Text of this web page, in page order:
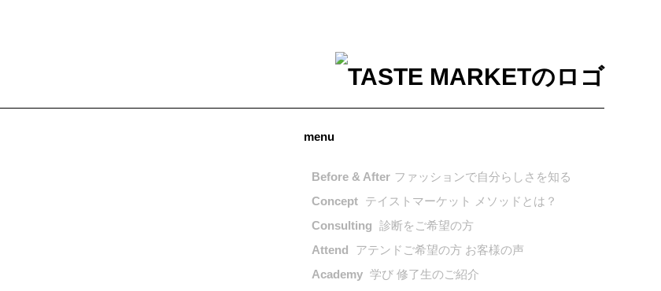
menu
Before & After ファッションで自分らしさを知る
Concept テイストマーケット メソッドとは？
Consulting 診断をご希望の方
Attend
アテンドご希望の方 お客様の声
Academy 学び 修了生のご紹介